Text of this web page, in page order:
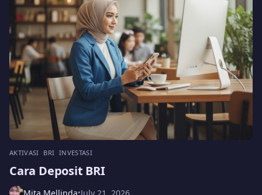
AKTIVASI BRI INVESTASI
Cara Deposit BRI
•